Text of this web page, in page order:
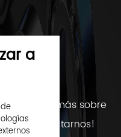
saber más sobre
de contactarnos!
a